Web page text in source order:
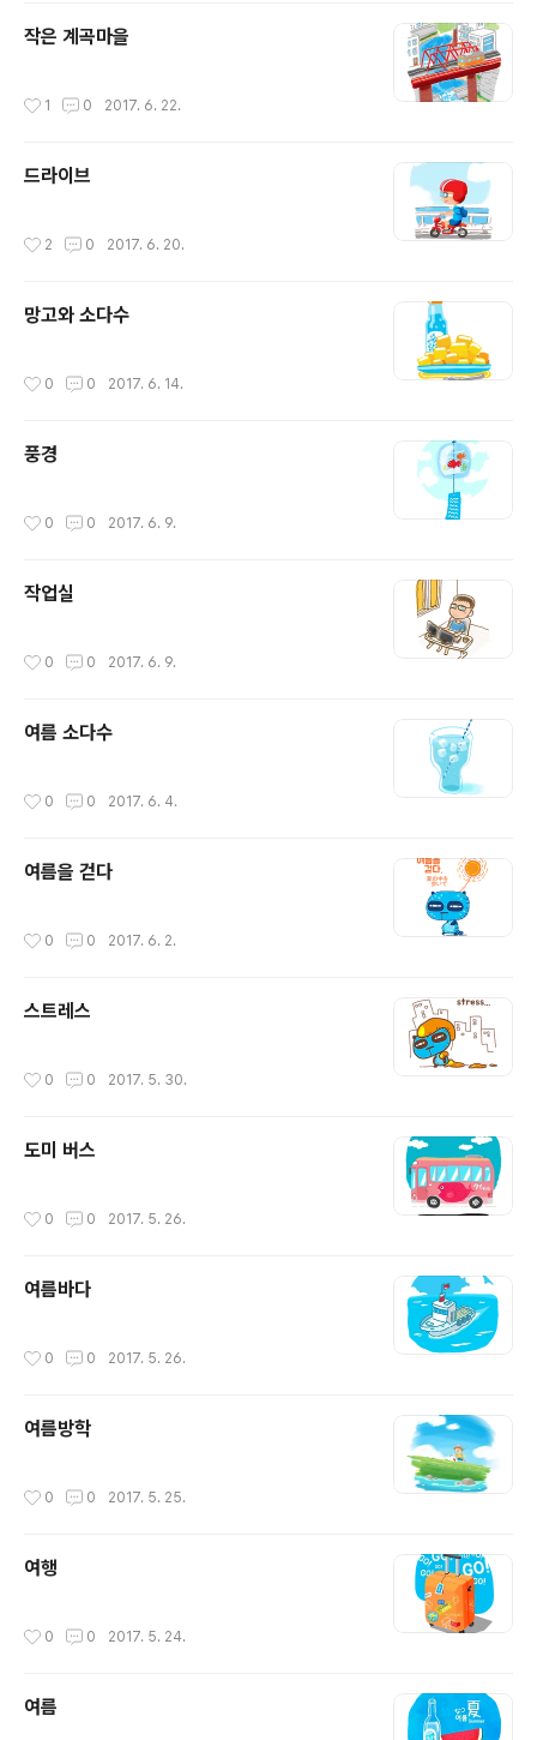
작은 계곡마을
1 0 2017. 6. 22.
드라이브
2 0 2017. 6. 20.
망고와 소다수
0 0 2017. 6. 14.
풍경
0 0 2017. 6. 9.
작업실
0 0 2017. 6. 9.
여름 소다수
0 0 2017. 6. 4.
여름을 걷다
0 0 2017. 6. 2.
스트레스
0 0 2017. 5. 30.
도미 버스
0 0 2017. 5. 26.
여름바다
0 0 2017. 5. 26.
여름방학
0 0 2017. 5. 25.
여행
0 0 2017. 5. 24.
여름